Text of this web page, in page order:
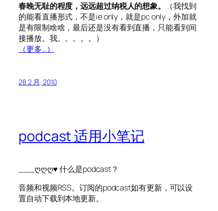
春晚无耻的程度，远远超过纳税人的想象。
（我找到
的能看直播形式，不是ie only，就是pc only，外加就
是有限制啥啥，最后还是没有看到直播，只能看到间
接播放。我。。。。。）
（更多…）
28 2 月, 2010
podcast 适用小笔记
___ღღღ♥ 什么是podcast？
音频和视频RSS。订阅的podcast如有更新，可以设
置自动下载到本地更新。